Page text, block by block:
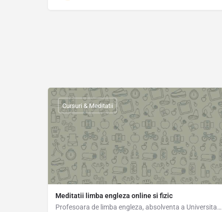
Meditatii limba engleza online si fizic
Profesoara de limba engleza, absolventa a Universitatii Bucuresti,ofer lectii de limba engleza preferabil…
Cursuri & Meditatii